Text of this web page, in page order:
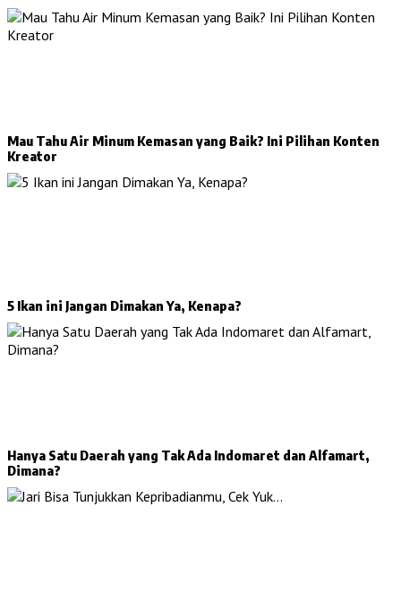
Mau Tahu Air Minum Kemasan yang Baik? Ini Pilihan Konten
Kreator
5 Ikan ini Jangan Dimakan Ya, Kenapa?
Hanya Satu Daerah yang Tak Ada Indomaret dan Alfamart,
Dimana?